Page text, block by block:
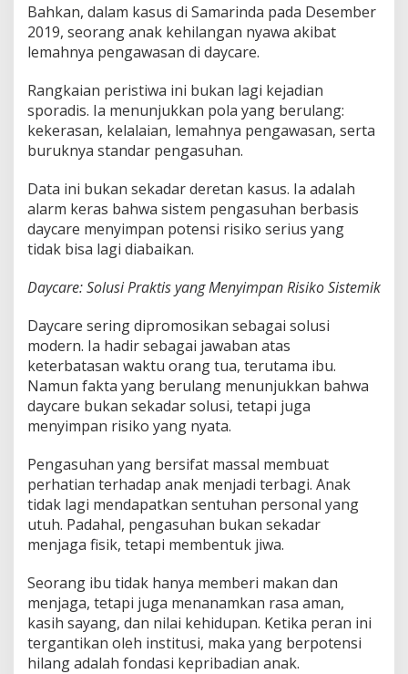
Bahkan, dalam kasus di Samarinda pada Desember
2019, seorang anak kehilangan nyawa akibat
lemahnya pengawasan di daycare.
Rangkaian peristiwa ini bukan lagi kejadian
sporadis. Ia menunjukkan pola yang berulang:
kekerasan, kelalaian, lemahnya pengawasan, serta
buruknya standar pengasuhan.
Data ini bukan sekadar deretan kasus. Ia adalah
alarm keras bahwa sistem pengasuhan berbasis
daycare menyimpan potensi risiko serius yang
tidak bisa lagi diabaikan.
Daycare: Solusi Praktis yang Menyimpan Risiko Sistemik
Daycare sering dipromosikan sebagai solusi
modern. Ia hadir sebagai jawaban atas
keterbatasan waktu orang tua, terutama ibu.
Namun fakta yang berulang menunjukkan bahwa
daycare bukan sekadar solusi, tetapi juga
menyimpan risiko yang nyata.
Pengasuhan yang bersifat massal membuat
perhatian terhadap anak menjadi terbagi. Anak
tidak lagi mendapatkan sentuhan personal yang
utuh. Padahal, pengasuhan bukan sekadar
menjaga fisik, tetapi membentuk jiwa.
Seorang ibu tidak hanya memberi makan dan
menjaga, tetapi juga menanamkan rasa aman,
kasih sayang, dan nilai kehidupan. Ketika peran ini
tergantikan oleh institusi, maka yang berpotensi
hilang adalah fondasi kepribadian anak.